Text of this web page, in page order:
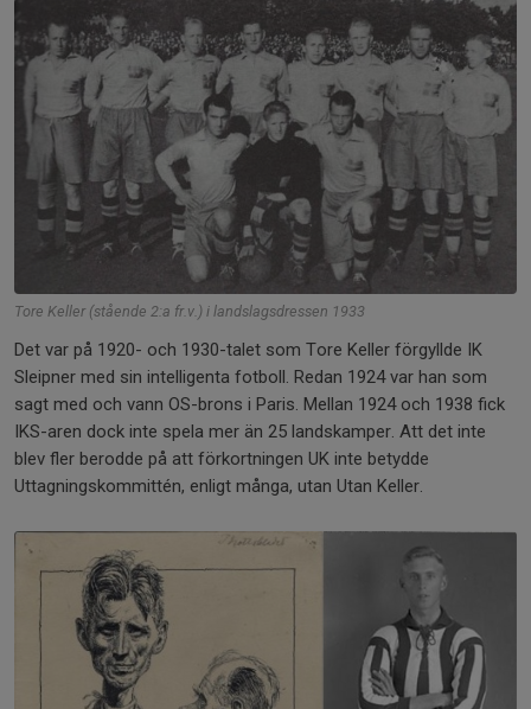
Tore Keller (stående 2:a fr.v.) i landslagsdressen 1933
Det var på 1920- och 1930-talet som Tore Keller förgyllde IK
Sleipner med sin intelligenta fotboll. Redan 1924 var han som
sagt med och vann OS-brons i Paris. Mellan 1924 och 1938 fick
IKS-aren dock inte spela mer än 25 landskamper. Att det inte
blev fler berodde på att förkortningen UK inte betydde
Uttagningskommittén, enligt många, utan Utan Keller.